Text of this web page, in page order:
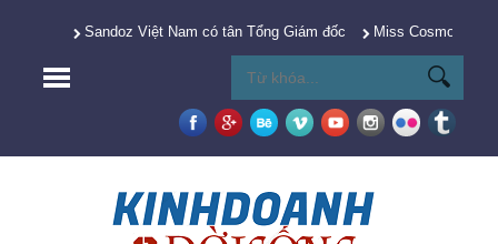
Sandoz Việt Nam có tân Tổng Giám đốc Miss Cosmo 2025